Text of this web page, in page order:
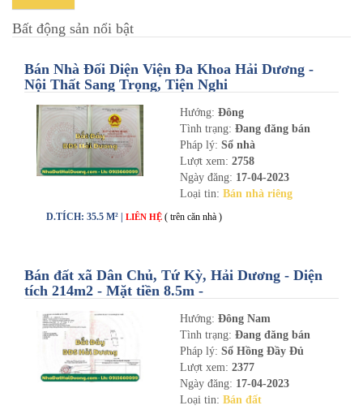
Bất động sản nổi bật
Bán Nhà Đối Diện Viện Đa Khoa Hải Dương -
Nội Thất Sang Trọng, Tiện Nghi
Hướng: Đông
Tình trạng: Đang đăng bán
Pháp lý: Sổ nhà
Lượt xem: 2758
Ngày đăng: 17-04-2023
Loại tin: Bán nhà riêng
D.TÍCH: 35.5 M² | LIÊN HỆ ( trên căn nhà )
Bán đất xã Dân Chủ, Tứ Kỳ, Hải Dương - Diện
tích 214m2 - Mặt tiền 8.5m -
Hướng: Đông Nam
Tình trạng: Đang đăng bán
Pháp lý: Sổ Hồng Đầy Đủ
Lượt xem: 2377
Ngày đăng: 17-04-2023
Loại tin: Bán đất